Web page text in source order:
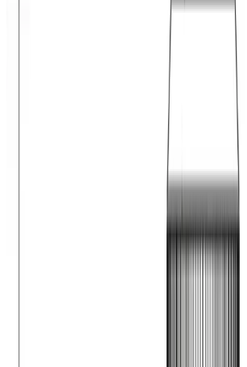
Встраиваемый
светильник Quattrobi
60–90 дней
светодиодные светильники downlight